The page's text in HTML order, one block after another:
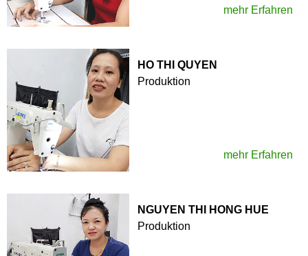
mehr Erfahren
HO THI QUYEN
Produktion
mehr Erfahren
NGUYEN THI HONG HUE
Produktion